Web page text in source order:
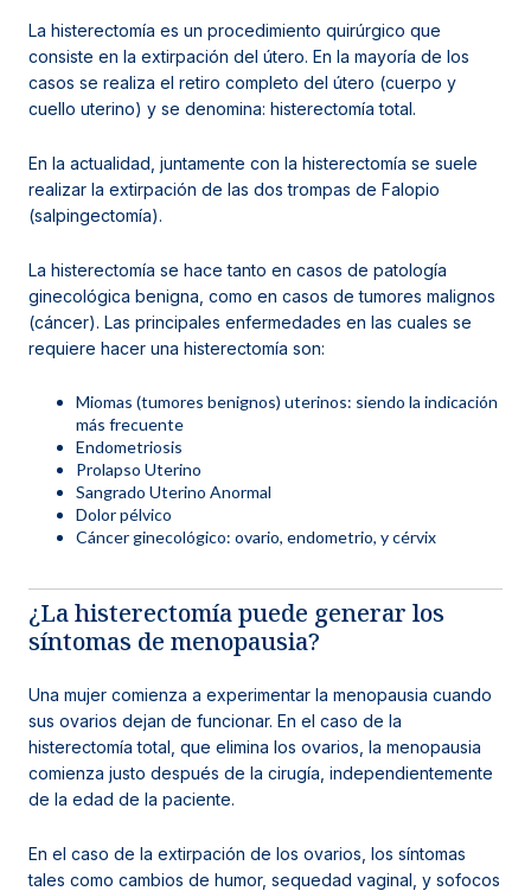
La histerectomía es un procedimiento quirúrgico que
consiste en la extirpación del útero. En la mayoría de los
casos se realiza el retiro completo del útero (cuerpo y
cuello uterino) y se denomina: histerectomía total.
En la actualidad, juntamente con la histerectomía se suele
realizar la extirpación de las dos trompas de Falopio
(salpingectomía).
La histerectomía se hace tanto en casos de patología
ginecológica benigna, como en casos de tumores malignos
(cáncer). Las principales enfermedades en las cuales se
requiere hacer una histerectomía son:
Miomas (tumores benignos) uterinos: siendo la indicación
más frecuente
Endometriosis
Prolapso Uterino
Sangrado Uterino Anormal
Dolor pélvico
Cáncer ginecológico: ovario, endometrio, y cérvix
¿La histerectomía puede generar los
síntomas de menopausia?
Una mujer comienza a experimentar la menopausia cuando
sus ovarios dejan de funcionar. En el caso de la
histerectomía total, que elimina los ovarios, la menopausia
comienza justo después de la cirugía, independientemente
de la edad de la paciente.
En el caso de la extirpación de los ovarios, los síntomas
tales como cambios de humor, sequedad vaginal, y sofocos